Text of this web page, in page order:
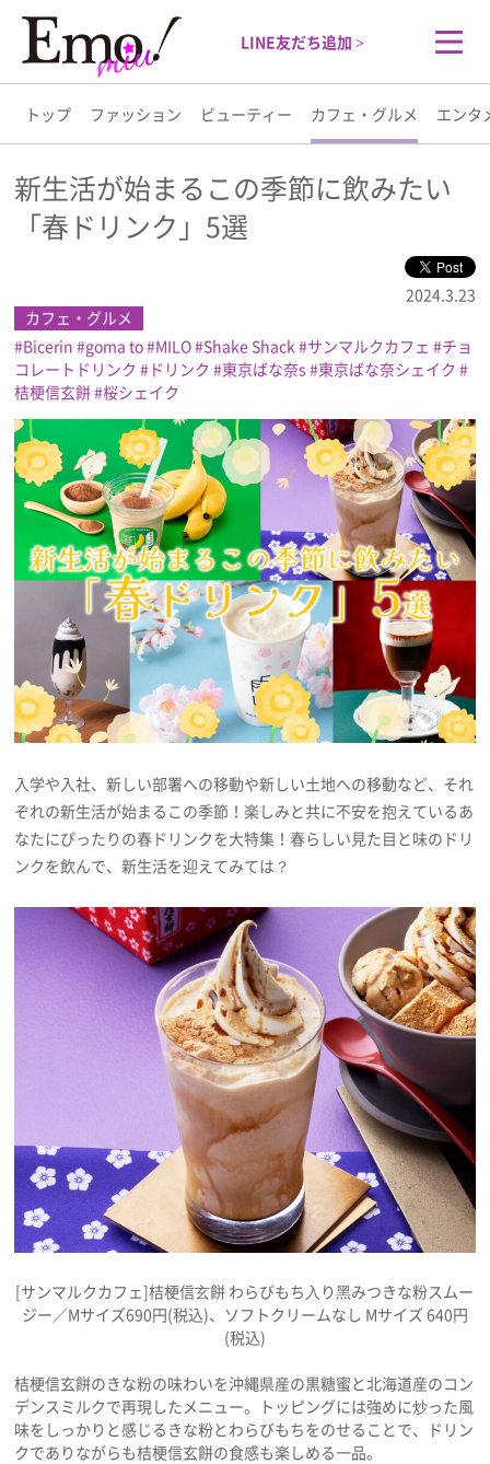
LINE友だち追加 >
トップ ファッション ビューティー カフェ・グルメ エンタ
トップ
ファッション
ビューティー
カフェ・グルメ
エンタメ
ライフスタイル
プレゼント
インタビュー
フィルム
Emoメン
ランキング
Emo!miuとは？
プライバシーポリシー
新生活が始まるこの季節に飲みたい
「春ドリンク」5選
2024.3.23
カフェ・グルメ
Bicerin
goma to MILO Shake Shack サンマルクカフェ
チョ
コレートドリンク
ドリンク 東京ばな奈s
東京ばな奈シェイク
桔梗信玄餅 桜シェイク
入学や入社、新しい部署への移動や新しい土地への移動など、それ
ぞれの新生活が始まるこの季節！楽しみと共に不安を抱えているあ
なたにぴったりの春ドリンクを大特集！春らしい見た目と味のドリ
ンクを飲んで、新生活を迎えてみては？
[サンマルクカフェ]桔梗信⽞餅 わらびもち⼊り⿊みつきな粉スムー
ジー／Mサイズ690円(税込)、ソフトクリームなし Mサイズ 640円
(税込)
桔梗信玄餅のきな粉の味わいを沖縄県産の黒糖蜜と北海道産のコン
デンスミルクで再現したメニュー。トッピングには強めに炒った風
味をしっかりと感じるきな粉とわらびもちをのせることで、ドリン
クでありながらも桔梗信玄餅の食感も楽しめる一品。